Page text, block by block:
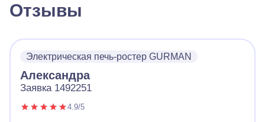
Отзывы
Электрическая печь-ростер GURMAN
Александра
Заявка 1492251
4.9/5